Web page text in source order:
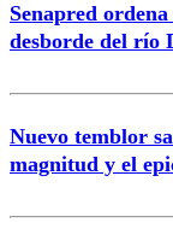
Correo
Senapred
desborde del río
Nuevo temblor
magnitud y el